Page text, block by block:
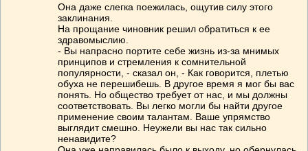
Она даже слегка поежилась, ощутив силу этого
заклинания.
На прощание чиновник решил обратиться к ее
здравомыслию.
- Вы напрасно портите себе жизнь из-за мнимых
принципов и стремления к сомнительной
популярности, - сказал он, - Как говорится, плетью
обуха не перешибешь. В другое время я мог бы вас
понять. Но общество требует от нас, и мы должны
соответствовать. Вы легко могли бы найти другое
применение своим талантам. Ваше упрямство
выглядит смешно. Неужели вы нас так сильно
ненавидите?